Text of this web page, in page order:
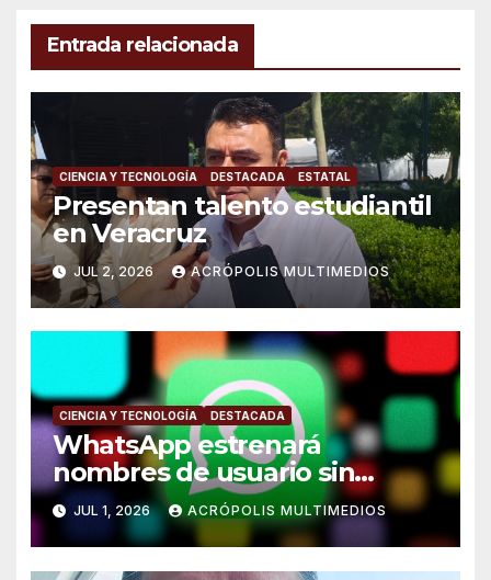
Entrada relacionada
CIENCIA Y TECNOLOGÍA DESTACADA ESTATAL
Presentan talento estudiantil
en Veracruz
JUL 2, 2026 ACRÓPOLIS MULTIMEDIOS
CIENCIA Y TECNOLOGÍA DESTACADA
WhatsApp estrenará
nombres de usuario sin
número telefónico
JUL 1, 2026 ACRÓPOLIS MULTIMEDIOS